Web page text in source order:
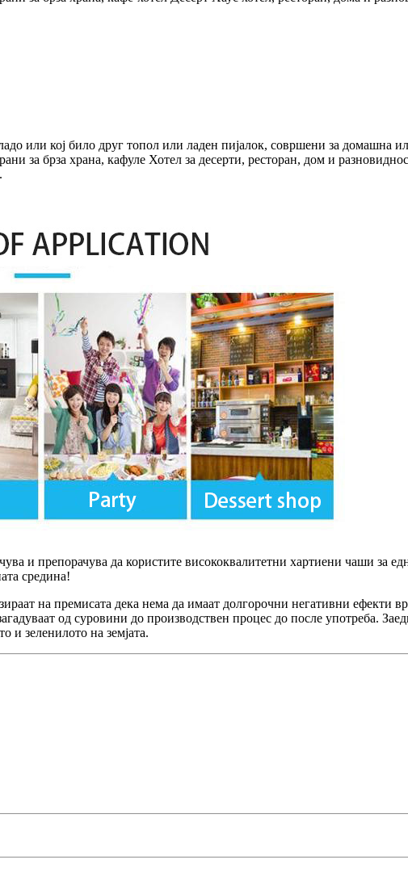
или кој било друг топол или ладен пијалок, совршени за домашна
за брза храна, кафуле Хотел за десерти, ресторан, дом и
и препорачува да користите висококвалитетни хартиени чаши за
средина!
на премисата дека нема да имаат долгорочни негативни ефекти
од суровини до производствен процес до после употреба.
и зеленилото на земјата.